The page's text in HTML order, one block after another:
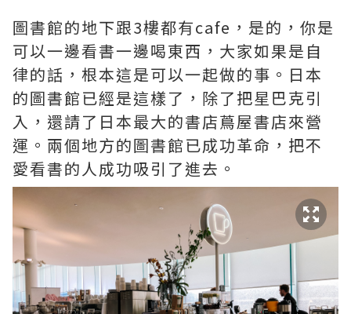
圖書館的地下跟3樓都有cafe，是的，你是
可以一邊看書一邊喝東西，大家如果是自
律的話，根本這是可以一起做的事。日本
的圖書館已經是這樣了，除了把星巴克引
入，還請了日本最大的書店蔦屋書店來營
運。兩個地方的圖書館已成功革命，把不
愛看書的人成功吸引了進去。